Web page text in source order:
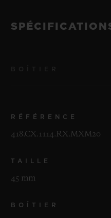
RÉFÉRENCE
418.CX.1114.RX.MXM20
TAILLE
45 mm
BOÎTIER